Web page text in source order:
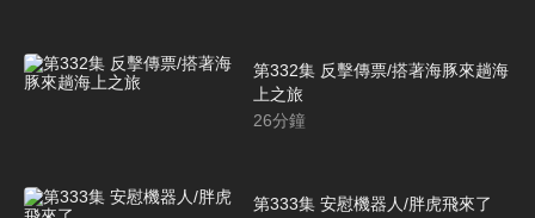
第332集 反擊傳票/搭著海豚來趟海
上之旅
26分鐘
第333集 安慰機器人/胖虎飛來了